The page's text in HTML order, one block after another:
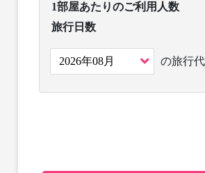
1部屋あたりのご利用人数
旅行日数
の旅行